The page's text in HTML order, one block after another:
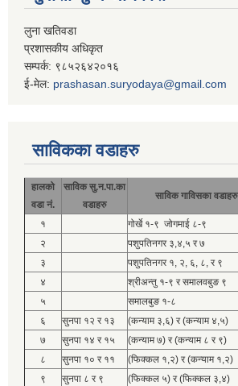
लुना खतिवडा
प्रशासकीय अधिकृत
सम्पर्क: ९८५२६४२०१६
ई-मेल: prashasan.suryodaya@gmail.com
साविकका वडाहरु
हालको
वडा नं.
साविक सु.न.पा.का
वडाहरु
साविक गाविसका वडाहरु
१
गोर्खे १-९ जोगमाई ८-९
२
पशुपतिनगर ३,४,५ र ७
३
पशुपतिनगर १, २, ६, ८, र ९
४
श्रीअन्तु १-९ र समालवबुङ ९
५
समालबुङ १-८
६
सुनपा १२ र १३
(कन्याम ३,६) र (कन्याम ४,५)
७
सुनपा १४ र १५
(कन्याम ७) र (कन्याम ८ र ९)
८
सुनपा १० र ११
(फिक्कल १,२) र (कन्याम १,२)
९
सुनपा ८ र ९
(फिक्कल ५) र (फिक्कल ३,४)